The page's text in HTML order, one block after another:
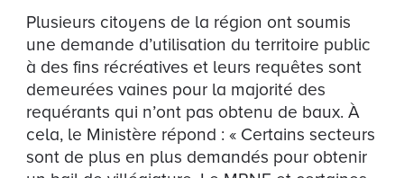
Plusieurs citoyens de la région ont soumis
une demande d’utilisation du territoire public
à des fins récréatives et leurs requêtes sont
demeurées vaines pour la majorité des
requérants qui n’ont pas obtenu de baux. À
cela, le Ministère répond : « Certains secteurs
sont de plus en plus demandés pour obtenir